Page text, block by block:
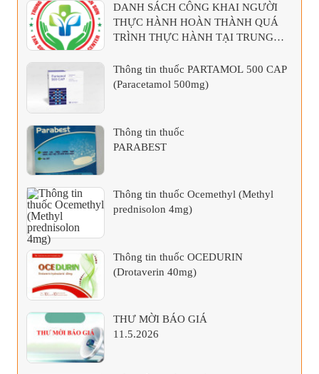
DANH SÁCH CÔNG KHAI NGƯỜI
THỰC HÀNH HOÀN THÀNH QUÁ
TRÌNH THỰC HÀNH TẠI TRUNG
Thông tin thuốc PARTAMOL 500 CAP
(Paracetamol 500mg)
Thông tin thuốc
PARABEST
Thông tin thuốc Ocemethyl (Methyl
prednisolon 4mg)
Thông tin thuốc OCEDURIN
(Drotaverin 40mg)
THƯ MỜI BÁO GIÁ
11.5.2026